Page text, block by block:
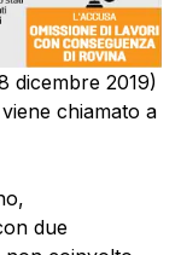
dicembre 2019)
chiamato a
due